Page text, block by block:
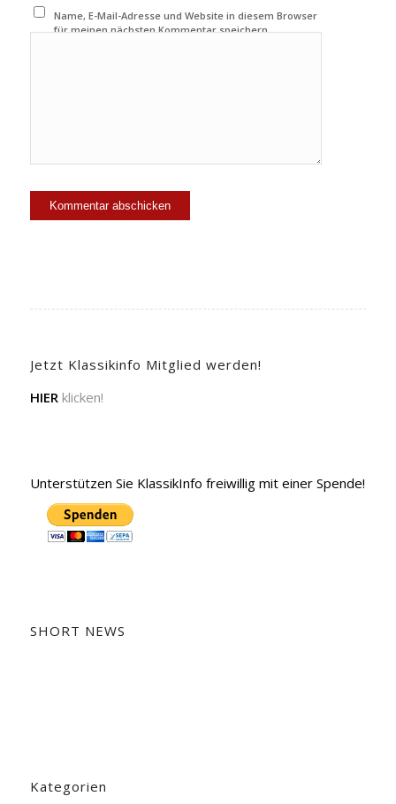
Name, E-Mail-Adresse und Website in diesem Browser
für meinen nächsten Kommentar speichern.
Jetzt Klassikinfo Mitglied werden!
HIERklicken!
Unterstützen Sie KlassikInfo freiwillig mit einer Spende!
SHORT NEWS
Kategorien